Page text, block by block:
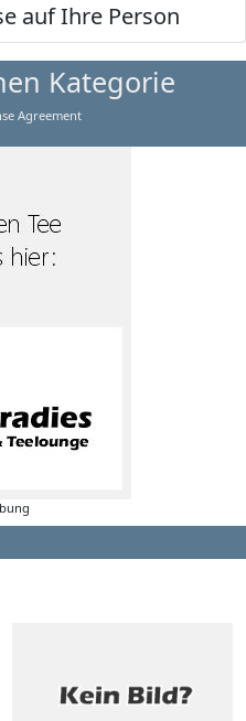
auf Ihre Person
Kategorie
Agreement